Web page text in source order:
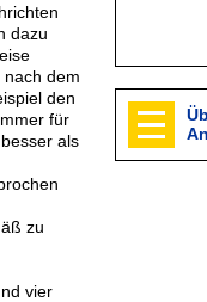
dazu
dem
den
für
als
zu
vier